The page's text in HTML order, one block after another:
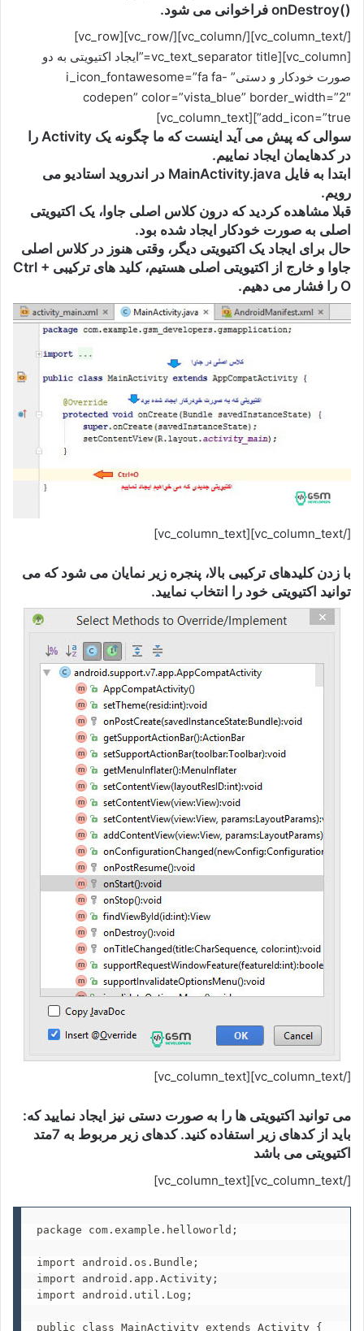
()onDestroy فراخوانی می شود.
[/vc_column_text][/vc_column][/vc_row][vc_row]
[vc_column][vc_text_separator title=”ایجاد اکتیویتی به دو
صورت خودکار و دستی” i_icon_fontawesome=”fa fa-
codepen” color=”vista_blue” border_width=”2″
add_icon=”true”][vc_column_text]
سوالی که پیش می آید اینست که ما چگونه یک Activity را
در کدهایمان ایجاد نماییم.
ابتدا به فایل MainActivity.java در اندروید استادیو می
رویم.
قبلا مشاهده کردید که درون کلاس اصلی جاوا، یک اکتیویتی
اصلی به صورت خودکار ایجاد شده بود.
حال برای ایجاد یک اکتیویتی دیگر، وقتی هنوز در کلاس اصلی
جاوا و خارج از اکتیویتی اصلی هستیم، کلید های ترکیبی Ctrl +
O را فشار می دهیم.
[/vc_column_text][vc_column_text]
با زدن کلیدهای ترکیبی بالا، پنجره زیر نمایان می شود که می
توانید اکتیویتی خود را انتخاب نمایید.
[/vc_column_text][vc_column_text]
:می توانید اکتیویتی ها را به صورت دستی نیز ایجاد نمایید که
باید از کدهای زیر استفاده کنید. کدهای زیر مربوط به 7متد
اکتیویتی می باشد
[/vc_column_text][vc_column_text]
package com.example.helloworld;
import android.os.Bundle;
import android.app.Activity;
import android.util.Log;
public class MainActivity extends Activity {